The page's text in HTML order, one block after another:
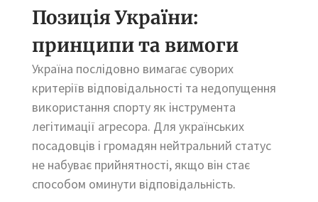
Позиція України:
принципи та вимоги
Україна послідовно вимагає суворих
критеріїв відповідальності та недопущення
використання спорту як інструмента
легітимації агресора. Для українських
посадовців і громадян нейтральний статус
не набуває прийнятності, якщо він стає
способом оминути відповідальність.